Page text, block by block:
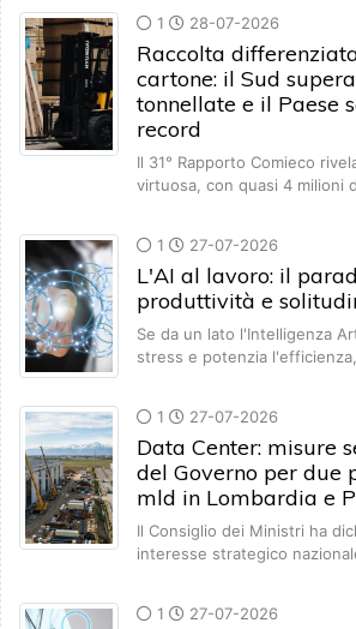
1 28-07-2026
Raccolta
cartone: il Sud
tonnellate e il Paese
record
Il 31° Rapporto Comieco
virtuosa, con quasi 4 milioni
1 27-07-2026
L'AI al lavoro: il
produttività e
Se da un lato l'Intelligenza
stress e potenzia
1 27-07-2026
Data Center: misure
del Governo per due
mld in Lombardia e
Il Consiglio dei Ministri ha
interesse strategico
1 27-07-2026